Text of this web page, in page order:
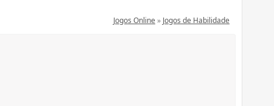
Jogos Online» Jogos de Habilidade